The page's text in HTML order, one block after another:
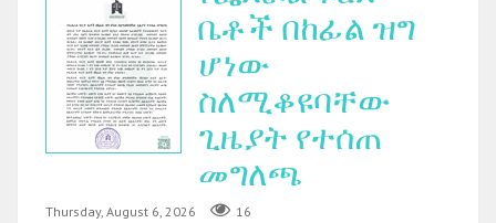
ቤቶች በከፊል ዝግ
ሆነው
ስለሚቆዩባቸው
ጊዜያት የተሰጠ
መግለጫ
Thursday, August 6, 2026 16